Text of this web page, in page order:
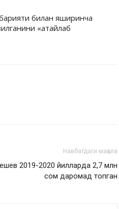
билан яширинча
«атайлаб
Навбатдаги мақола
2019-2020 йилларда 2,7 млн
сом даромад топган